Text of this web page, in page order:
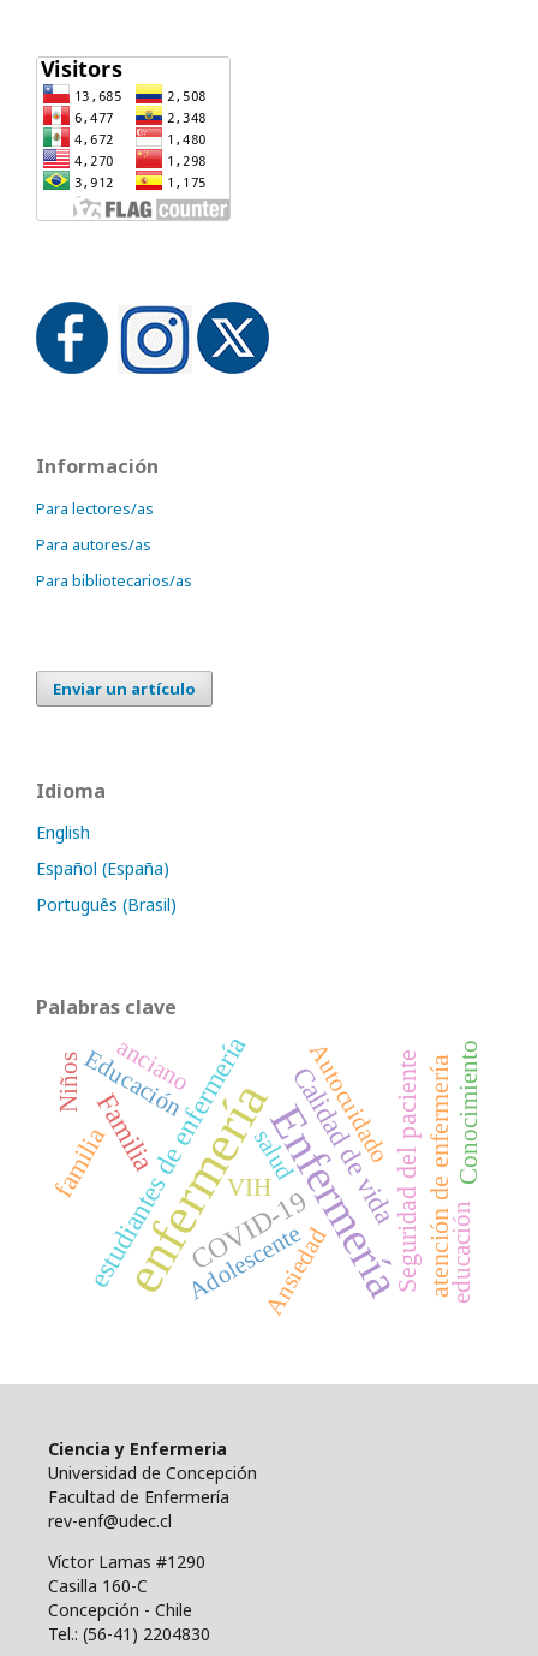
Información
Para lectores/as
Para autores/as
Para bibliotecarios/as
Enviar un artículo
Idioma
English
Español (España)
Português (Brasil)
Palabras clave
enfermeríaEnfermería
estudiantes de enfermería Calidad de vida
COVID-19
Familia Seguridad del paciente
familia atención de enfermería
Autocuidado
Ansiedad
Conocimiento
salud
Educación
educación
VIH
anciano
Adolescente
Niños
Ciencia y Enfermeria
Universidad de Concepción
Facultad de Enfermería
rev-enf@udec.cl
Víctor Lamas #1290
Casilla 160-C
Concepción - Chile
Tel.: (56-41) 2204830